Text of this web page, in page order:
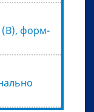
форм-